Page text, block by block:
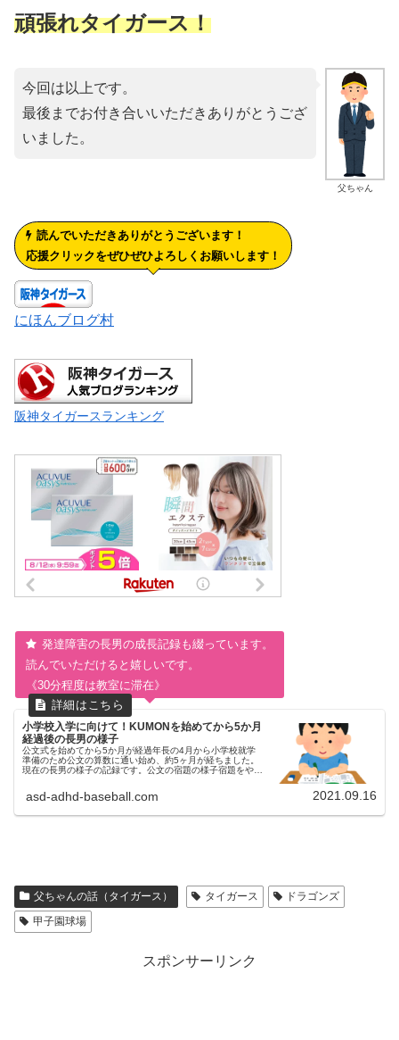
頑張れタイガース！
父ちゃん
今回は以上です。
最後までお付き合いいただきありがとうござ
いました。
読んでいただきありがとうございます！
応援クリックをぜひぜひよろしくお願いします！
にほんブログ村
阪神タイガースランキング
発達障害の長男の成長記録も綴っています。
読んでいただけると嬉しいです。
《30分程度は教室に滞在》
小学校入学に向けて！KUMONを始めてから5か月
経過後の長男の様子
公文式を始めてから5か月が経過年長の4月から小学校就学
準備のため公文の算数に通い始め、約5ヶ月が経ちました。
現在の長男の様子の記録です。公文の宿題の様子宿題をやる
に通っている日は宿題が...
asd-adhd-baseball.com 2021.09.16
父ちゃんの話（タイガース） タイガース
ドラゴンズ
甲子園球場
スポンサーリンク